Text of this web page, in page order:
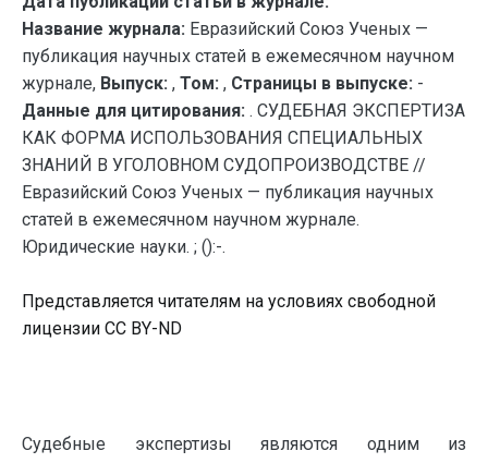
Название журнала: Евразийский Союз Ученых —
публикация научных статей в ежемесячном научном
журнале, Выпуск: , Том: , Страницы в выпуске: -
Данные для цитирования: . СУДЕБНАЯ ЭКСПЕРТИЗА
КАК ФОРМА ИСПОЛЬЗОВАНИЯ СПЕЦИАЛЬНЫХ
ЗНАНИЙ В УГОЛОВНОМ СУДОПРОИЗВОДСТВЕ //
Евразийский Союз Ученых — публикация научных
статей в ежемесячном научном журнале.
Юридические науки. ; ():-.
Представляется читателям на условиях свободной
лицензии CC BY-ND
Судебные экспертизы являются одним из